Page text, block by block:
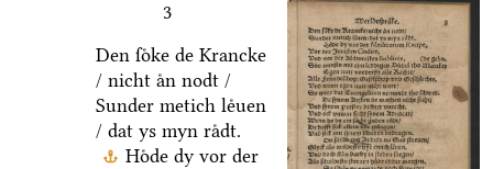
3
Den ſoͤke de Krancke
/ nicht aͤn nodt /
Sunder metich leͤuen
/ dat ys myn raͤdt.
Hoͤde dy vor der